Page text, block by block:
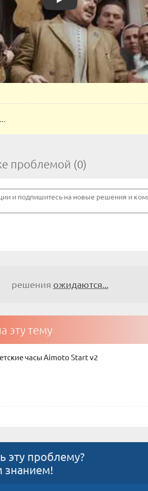
проблемой (0)
решения ожидаются...
эту тему
часы Aimoto Start v2
эту проблему?
знанием!